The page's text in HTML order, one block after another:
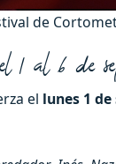
de
al 6 de
el lunes 1